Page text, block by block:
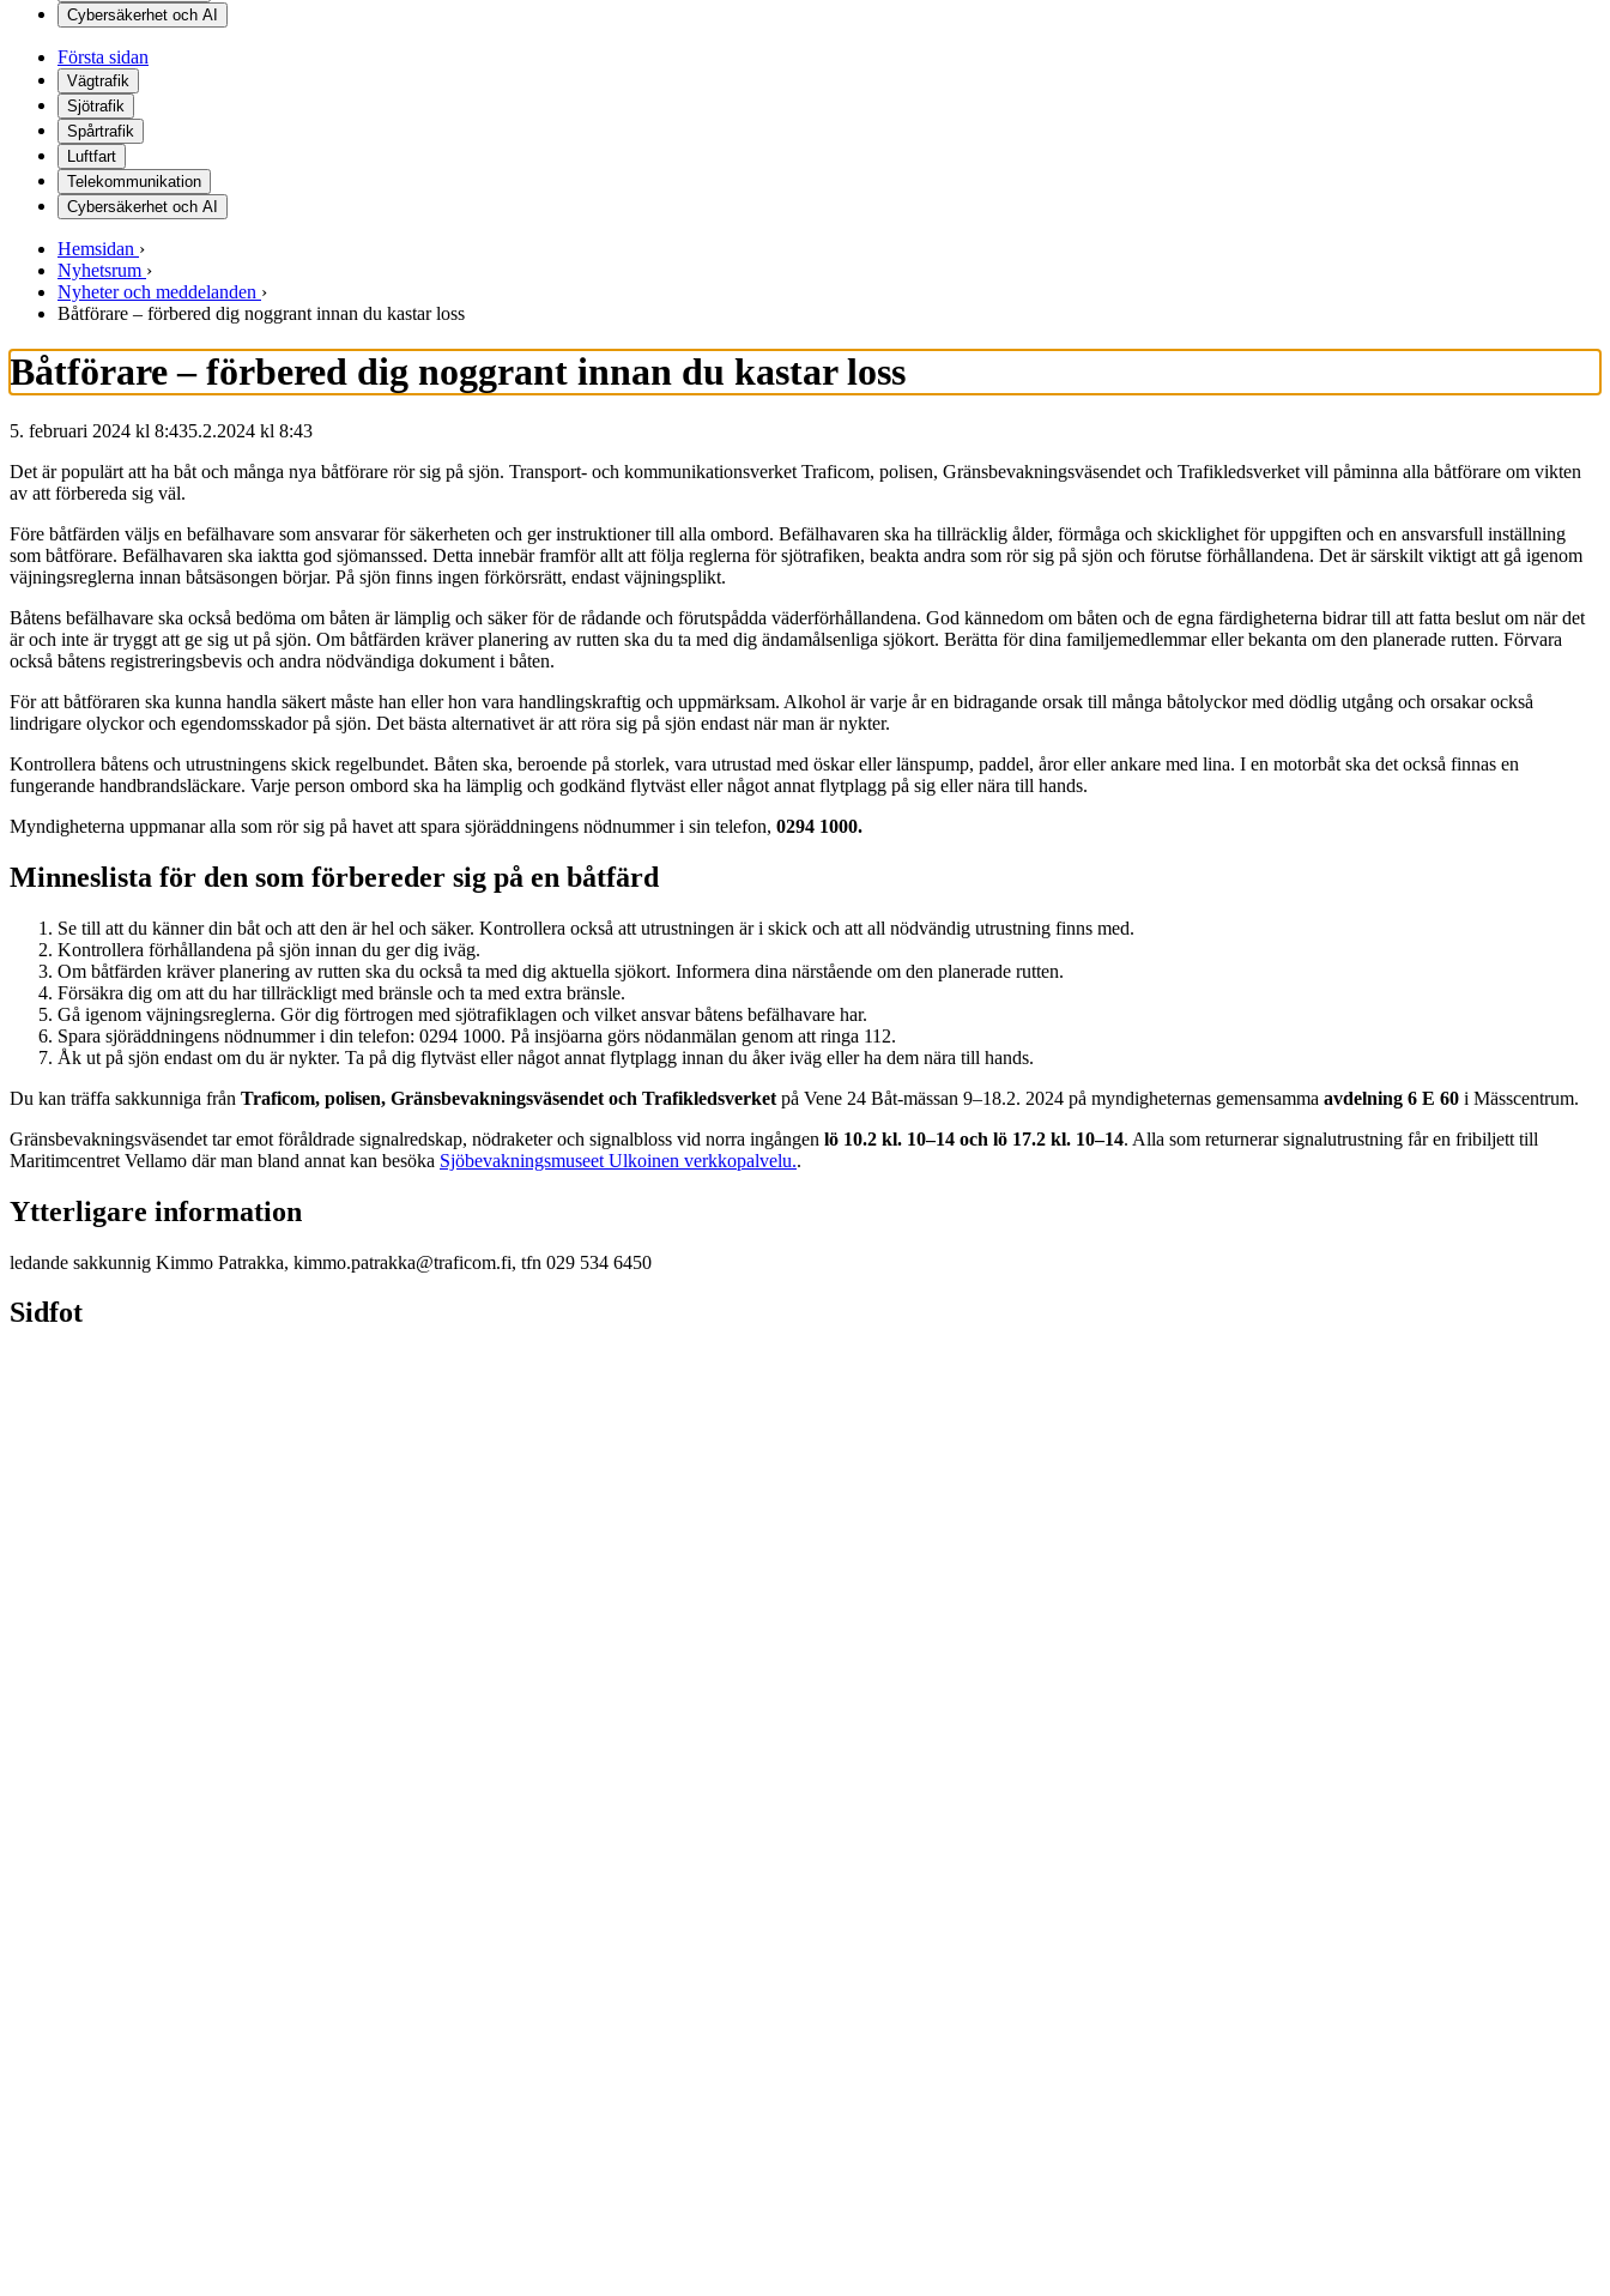
Cybersäkerhet och AI
Första sidan
Vägtrafik
Sjötrafik
Spårtrafik
Luftfart
Telekommunikation
Cybersäkerhet och AI
Hemsidan ›
Nyhetsrum ›
Nyheter och meddelanden ›
Båtförare – förbered dig noggrant innan du kastar loss
Båtförare – förbered dig noggrant innan du kastar loss
5. februari 2024 kl 8:435.2.2024 kl 8:43
Det är populärt att ha båt och många nya båtförare rör sig på sjön. Transport- och kommunikationsverket Traficom, polisen, Gränsbevakningsväsendet och Trafikledsverket vill påminna alla båtförare om vikten
av att förbereda sig väl.
Före båtfärden väljs en befälhavare som ansvarar för säkerheten och ger instruktioner till alla ombord. Befälhavaren ska ha tillräcklig ålder, förmåga och skicklighet för uppgiften och en ansvarsfull inställning
som båtförare. Befälhavaren ska iaktta god sjömanssed. Detta innebär framför allt att följa reglerna för sjötrafiken, beakta andra som rör sig på sjön och förutse förhållandena. Det är särskilt viktigt att gå igenom
väjningsreglerna innan båtsäsongen börjar. På sjön finns ingen förkörsrätt, endast väjningsplikt.
Båtens befälhavare ska också bedöma om båten är lämplig och säker för de rådande och förutspådda väderförhållandena. God kännedom om båten och de egna färdigheterna bidrar till att fatta beslut om när det
är och inte är tryggt att ge sig ut på sjön. Om båtfärden kräver planering av rutten ska du ta med dig ändamålsenliga sjökort. Berätta för dina familjemedlemmar eller bekanta om den planerade rutten. Förvara
också båtens registreringsbevis och andra nödvändiga dokument i båten.
För att båtföraren ska kunna handla säkert måste han eller hon vara handlingskraftig och uppmärksam. Alkohol är varje år en bidragande orsak till många båtolyckor med dödlig utgång och orsakar också
lindrigare olyckor och egendomsskador på sjön. Det bästa alternativet är att röra sig på sjön endast när man är nykter.
Kontrollera båtens och utrustningens skick regelbundet. Båten ska, beroende på storlek, vara utrustad med öskar eller länspump, paddel, åror eller ankare med lina. I en motorbåt ska det också finnas en
fungerande handbrandsläckare. Varje person ombord ska ha lämplig och godkänd flytväst eller något annat flytplagg på sig eller nära till hands.
Myndigheterna uppmanar alla som rör sig på havet att spara sjöräddningens nödnummer i sin telefon, 0294 1000.
Minneslista för den som förbereder sig på en båtfärd
Se till att du känner din båt och att den är hel och säker. Kontrollera också att utrustningen är i skick och att all nödvändig utrustning finns med.
Kontrollera förhållandena på sjön innan du ger dig iväg.
Om båtfärden kräver planering av rutten ska du också ta med dig aktuella sjökort. Informera dina närstående om den planerade rutten.
Försäkra dig om att du har tillräckligt med bränsle och ta med extra bränsle.
Gå igenom väjningsreglerna. Gör dig förtrogen med sjötrafiklagen och vilket ansvar båtens befälhavare har.
Spara sjöräddningens nödnummer i din telefon: 0294 1000. På insjöarna görs nödanmälan genom att ringa 112.
Åk ut på sjön endast om du är nykter. Ta på dig flytväst eller något annat flytplagg innan du åker iväg eller ha dem nära till hands.
Du kan träffa sakkunniga från Traficom, polisen, Gränsbevakningsväsendet och Trafikledsverket på Vene 24 Båt-mässan 9–18.2. 2024 på myndigheternas gemensamma avdelning 6 E 60 i Mässcentrum.
Gränsbevakningsväsendet tar emot föråldrade signalredskap, nödraketer och signalbloss vid norra ingången lö 10.2 kl. 10–14 och lö 17.2 kl. 10–14. Alla som returnerar signalutrustning får en fribiljett till
Maritimcentret Vellamo där man bland annat kan besöka Sjöbevakningsmuseet Ulkoinen verkkopalvelu..
Ytterligare information
ledande sakkunnig Kimmo Patrakka, kimmo.patrakka@traficom.fi, tfn 029 534 6450
Sidfot